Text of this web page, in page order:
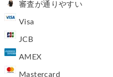
審査が通りやすい
Visa
JCB
AMEX
Mastercard